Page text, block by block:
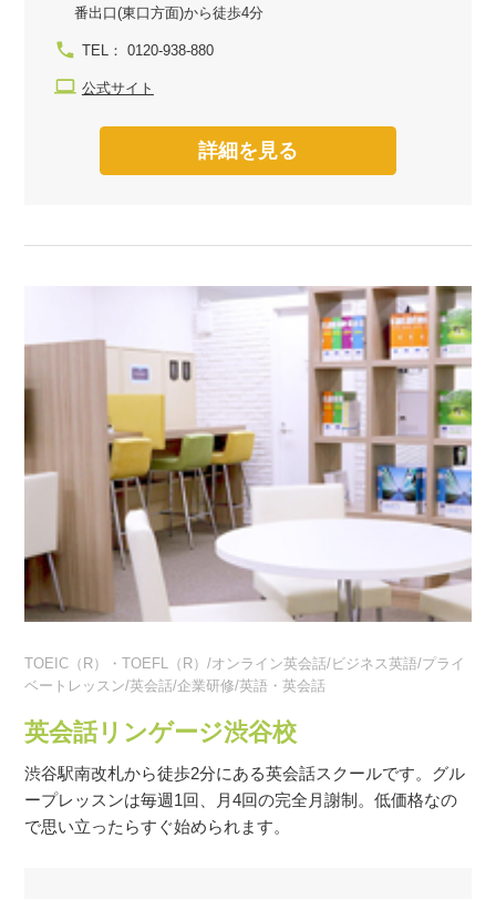
番出口(東口方面)から徒歩4分
TEL： 0120-938-880
公式サイト
詳細を見る
TOEIC（R）・TOEFL（R）/オンライン英会話/ビジネス英語/プライ
ベートレッスン/英会話/企業研修/英語・英会話
英会話リンゲージ渋谷校
渋谷駅南改札から徒歩2分にある英会話スクールです。グル
ープレッスンは毎週1回、月4回の完全月謝制。低価格なの
で思い立ったらすぐ始められます。